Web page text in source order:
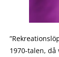
1970-talen,